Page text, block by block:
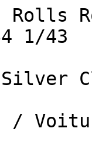
Rolls
1/43
Silver
/